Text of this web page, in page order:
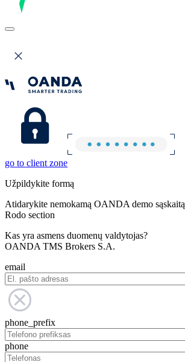
go to client zone
Užpildykite formą
Atidarykite nemokamą OANDA demo sąskaitą
Rodo section
Kas yra asmens duomenų valdytojas?
OANDA TMS Brokers S.A.
email
phone_prefix
phone